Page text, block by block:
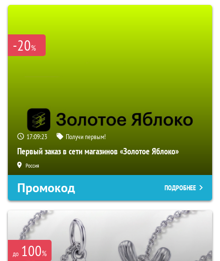
-20%
17:09:22 Получи первым!
Первый заказ в сети магазинов «Золотое Яблоко»
Россия
Промокод ПОДРОБНЕЕ
до 100%